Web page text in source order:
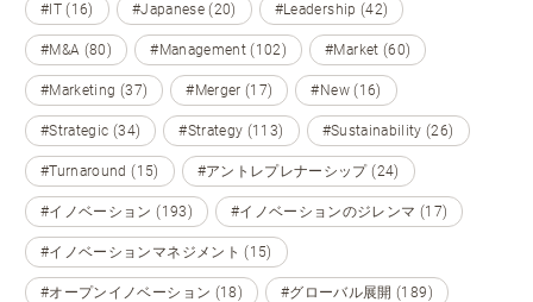
#IT (16) #Japanese (20) #Leadership (42)
#M&A (80) #Management (102) #Market (60)
#Marketing (37) #Merger (17) #New (16)
#Strategic (34) #Strategy (113) #Sustainability (26)
#Turnaround (15) #アントレプレナーシップ (24)
#イノベーション (193) #イノベーションのジレンマ (17)
#イノベーションマネジメント (15)
#オープンイノベーション (18) #グローバル展開 (189)